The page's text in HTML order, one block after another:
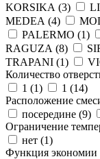
KORSIKA (3)
MEDEA (4)
PALERMO (1)
RAGUZA (8)
TRAPANI (1)
Количество
1 (1) 1 (14)
Расположение
посередине (9)
Ограничение
нет (1)
Функция экономии